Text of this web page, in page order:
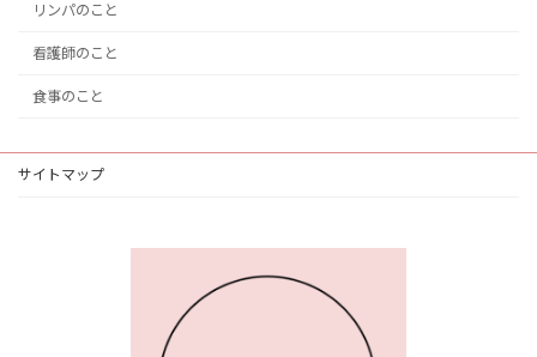
リンパのこと
看護師のこと
食事のこと
サイトマップ